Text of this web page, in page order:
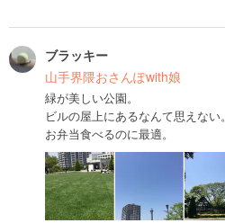
ブラッキー
山手界隈おさんぽwith娘
緑が美しい公園。
ビルの屋上にあるなんて思えない。
お弁当食べるのに最適。